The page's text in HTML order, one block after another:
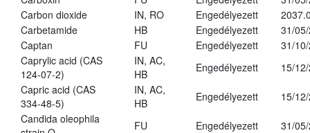
Carbon dioxide
IN, RO Engedélyezett
Carbetamide
HB Engedélyezett
31/
Captan
FU Engedélyezett
31/
Caprylic acid (CAS
124-07-2)
IN, AC,
HB
Engedélyezett
15/
Capric acid (CAS
334-48-5)
IN, AC,
HB
Engedélyezett
15/
Candida oleophila
FU Engedélyezett
31/